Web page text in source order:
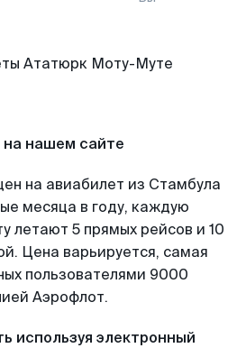
нашем сайте
на авиабилет из Стамбула
месяца в году, каждую
летают 5 прямых рейсов и 10
Цена варьируется, самая
пользователями 9000
Аэрофлот.
используя электронный